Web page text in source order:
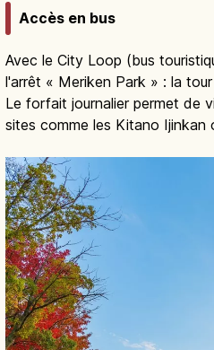
Accès en bus
Avec le City Loop (bus
l'arrêt « Meriken Park » : la
Le forfait journalier permet de
sites comme les Kitano Ijinkan